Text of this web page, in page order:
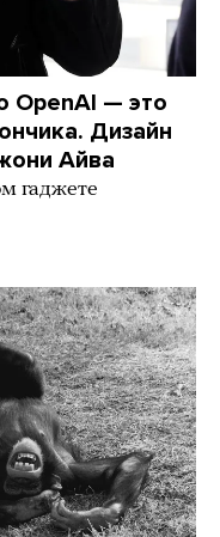
OpenAI — это
Дизайн
Айва
гаджете